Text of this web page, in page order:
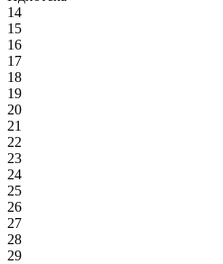
14
15
16
17
18
19
20
21
22
23
24
25
26
27
28
29